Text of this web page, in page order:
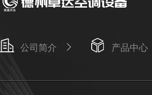
公司简介 产品中心